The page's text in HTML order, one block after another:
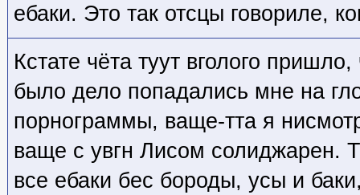
ебаки. Это так отсцы говориле,
Кстате чёта туут вголого пришло,
было дело попадались мне на
порнограммы, ваще-тта я
ваще с увгн Лисом солиджарен.
все ебаки бес бороды, усы и